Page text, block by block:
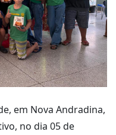
em Nova Andradina,
no dia 05 de